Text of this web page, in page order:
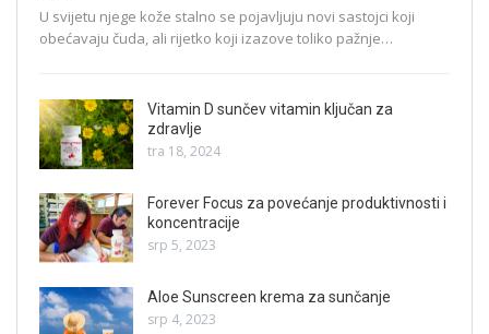
U svijetu njege kože stalno se pojavljuju novi sastojci koji
obećavaju čuda, ali rijetko koji izazove toliko pažnje…
Vitamin D sunčev vitamin ključan za
zdravlje
tra 18, 2024
Forever Focus za povećanje produktivnosti i
koncentracije
srp 5, 2023
Aloe Sunscreen krema za sunčanje
srp 4, 2023